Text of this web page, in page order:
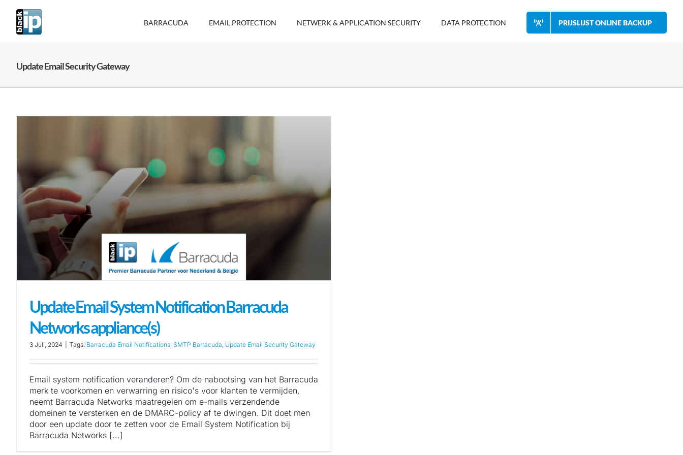
inhoud
BARRACUDA EMAIL PROTECTION NETWERK & APPLICATION SECURITY DATA PROTECTION PRIJSLIJST ONLINE BACKUP
Update Email Security Gateway
Update Email System Notification Barracuda
Networks appliance(s)
3 Juli, 2024 Tags: Barracuda Email Notifications SMTP Barracuda Update Email Security Gateway
Email system notification veranderen? Om de nabootsing van het Barracuda
merk te voorkomen en verwarring en risico's voor klanten te vermijden,
neemt Barracuda Networks maatregelen om e-mails verzendende
domeinen te versterken en de DMARC-policy af te dwingen. Dit doet men
door een update door te zetten voor de Email System Notification bij
Barracuda Networks [...]